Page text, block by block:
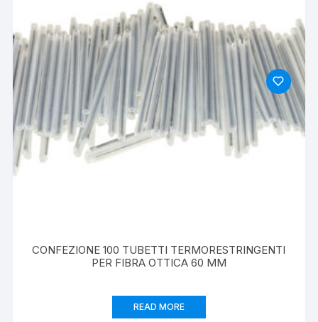
CONFEZIONE 100 TUBETTI TERMORESTRINGENTI
PER FIBRA OTTICA 60 MM
READ MORE